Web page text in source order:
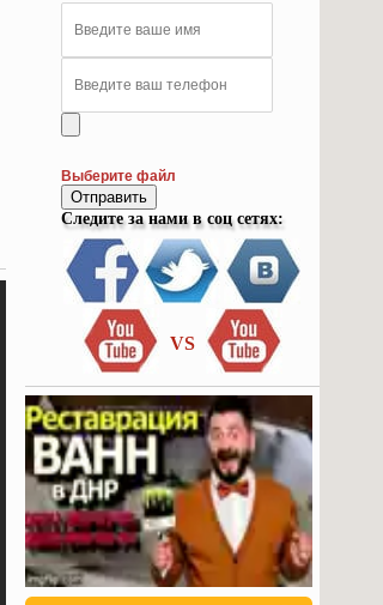
Выберите файл
Отправить
Следите за нами в соц сетях:
VS